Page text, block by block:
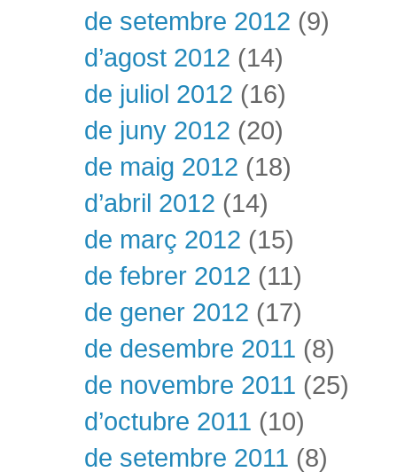
de setembre 2012 (9)
d’agost 2012 (14)
de juliol 2012 (16)
de juny 2012 (20)
de maig 2012 (18)
d’abril 2012 (14)
de març 2012 (15)
de febrer 2012 (11)
de gener 2012 (17)
de desembre 2011 (8)
de novembre 2011 (25)
d’octubre 2011 (10)
de setembre 2011 (8)